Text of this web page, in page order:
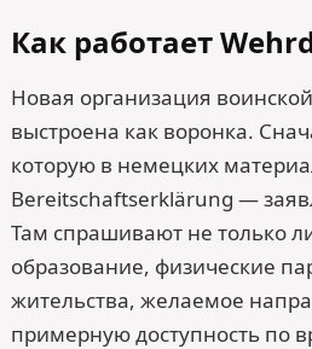
Как работает
Новая организация
выстроена как воронка.
которую в немецких
Bereitschafts­erklärung —
Там спрашивают не только
образование, физические
жительства, желаемое
примерную доступность по